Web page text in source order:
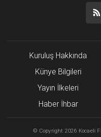
Kuruluş Hakkında
Künye Bilgileri
Yayın İlkeleri
Haber İhbar
© Copyright 2026 Kocaeli